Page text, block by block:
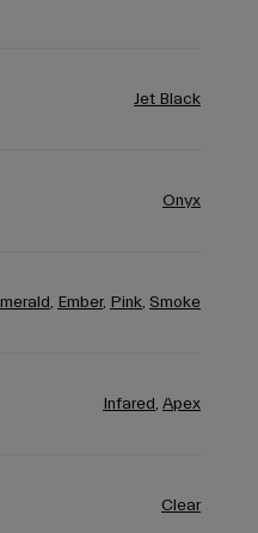
Jet Black
Onyx
, Ember, Pink, Smoke
Infared, Apex
Clear